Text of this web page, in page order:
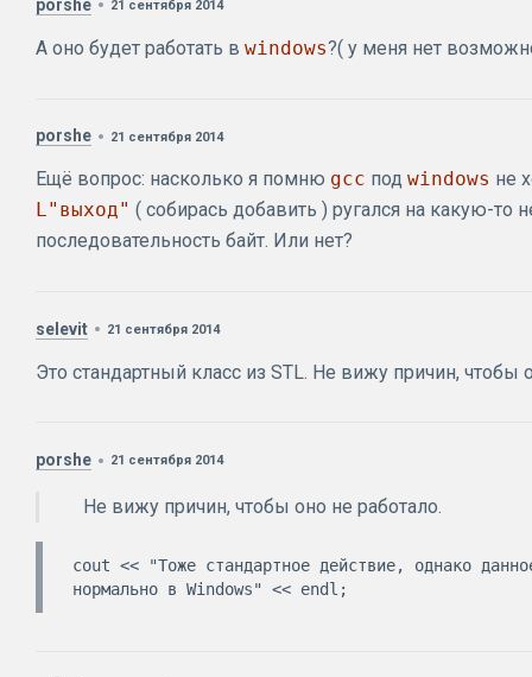
porshe 21 сентября 2014
А оно будет работать в windows?( у меня нет
porshe 21 сентября 2014
Ещё вопрос: насколько я помню gcc под windows не
L"выход" ( собирась добавить ) ругался на какую-то
последовательность байт. Или нет?
selevit 21 сентября 2014
Это стандартный класс из STL. Не вижу причин, чтобы
porshe 21 сентября 2014
Не вижу причин, чтобы оно не работало.
cout << "Тоже стандартное действие, однако